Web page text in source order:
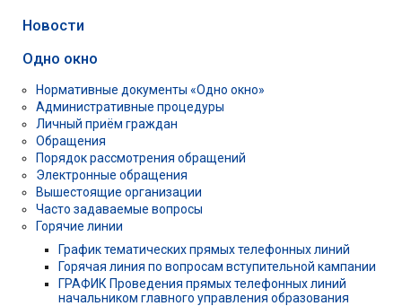
Новости
Одно окно
Нормативные документы «Одно окно»
Административные процедуры
Личный приём граждан
Обращения
Порядок рассмотрения обращений
Электронные обращения
Вышестоящие организации
Часто задаваемые вопросы
Горячие линии
График тематических прямых телефонных линий
Горячая линия по вопросам вступительной кампании
ГРАФИК Проведения прямых телефонных линий
начальником главного управления образования